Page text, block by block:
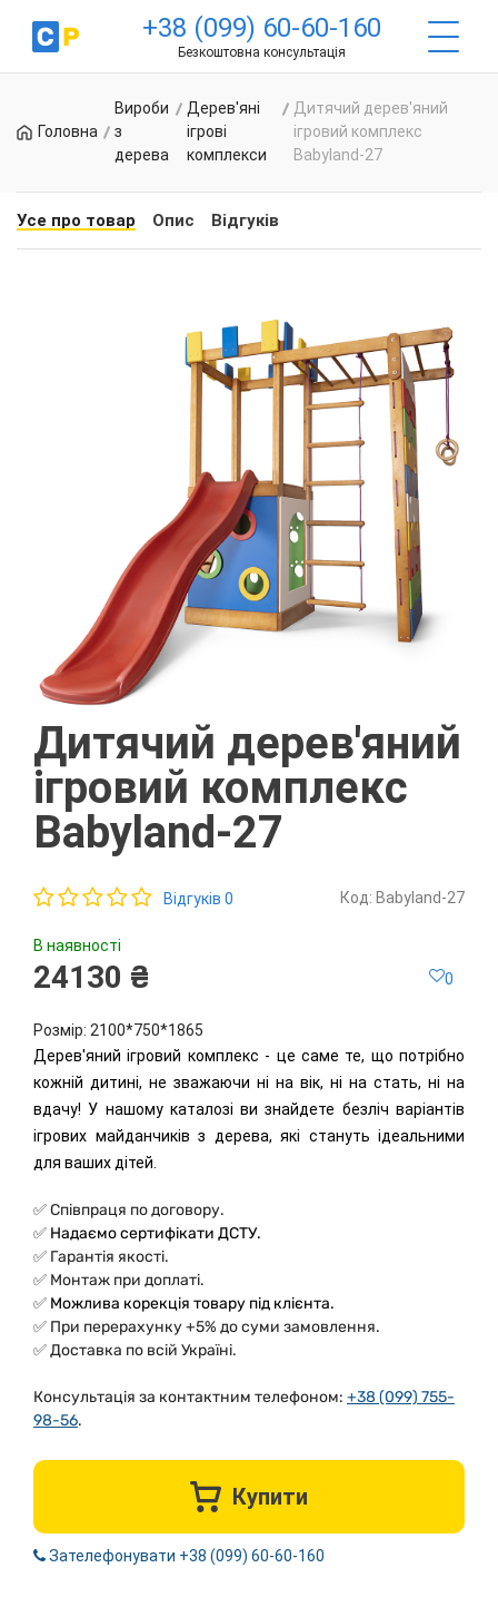
+38 (099) 60-60-160
Безкоштовна консультація
Головна
Вироби
з
дерева
Дерев'яні
ігрові
комплекси
Дитячий дерев'яний
ігровий комплекс
Babyland-27
Усе про товар Опис Відгуків
Дитячий дерев'яний
ігровий комплекс
Babyland-27
Відгуків 0 Код: Babyland-27
В наявності
24130 ₴ 0
Розмір: 2100*750*1865
Дерев'яний ігровий комплекс - це саме те, що потрібно
кожній дитині, не зважаючи ні на вік, ні на стать, ні на
вдачу! У нашому каталозі ви знайдете безліч варіантів
ігрових майданчиків з дерева, які стануть ідеальними
для ваших дітей.
✅Співпраця по договору.
✅ Надаємо сертифікати ДСТУ.
✅ Гарантія якості.
✅ Монтаж при доплаті.
✅ Можлива корекція товару під клієнта.
✅ При перерахунку +5% до суми замовлення.
✅Доставка по всій Україні.
Консультація за контактним телефоном: +38 (099) 755-
98-56.
Купити
Зателефонувати +38 (099) 60-60-160